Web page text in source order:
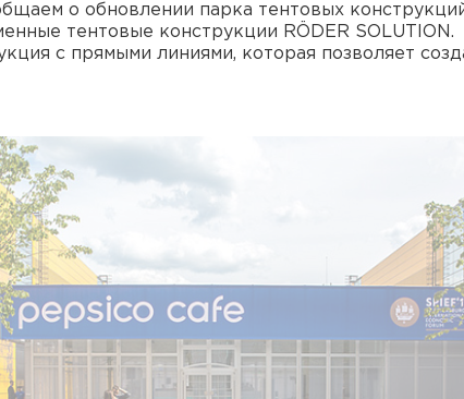
о обновлении парка тентовых
тентовые конструкции RÖDER SOLUTION.
с прямыми линиями, которая позволяет